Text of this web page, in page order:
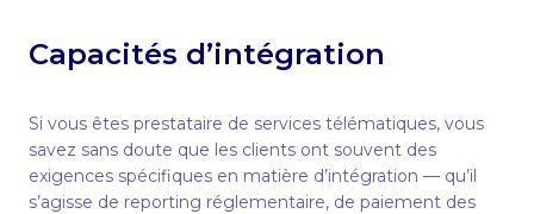
Capacités d’intégration
Si vous êtes prestataire de services télématiques, vous
savez sans doute que les clients ont souvent des
exigences spécifiques en matière d’intégration — qu’il
s’agisse de reporting réglementaire, de paiement des